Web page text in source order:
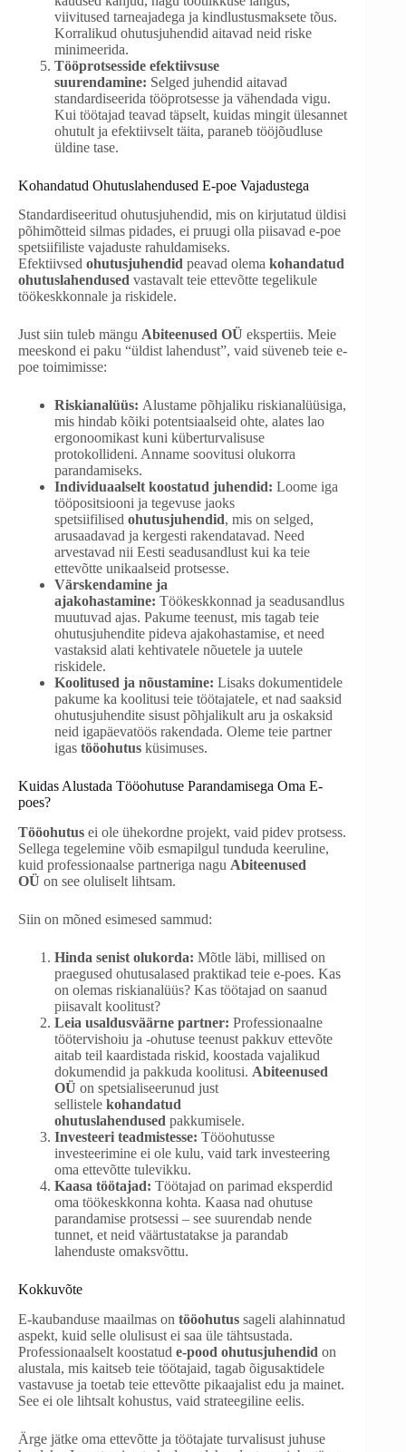
viivitused tarneajadega ja kindlustusmaksete tõus.
Korralikud ohutusjuhendid aitavad neid riske
minimeerida.
Tööprotsesside efektiivsuse
suurendamine: Selged juhendid aitavad
standardiseerida tööprotsesse ja vähendada vigu.
Kui töötajad teavad täpselt, kuidas mingit ülesannet
ohutult ja efektiivselt täita, paraneb tööjõudluse
üldine tase.
Kohandatud Ohutuslahendused E-poe Vajadustega
Standardiseeritud ohutusjuhendid, mis on kirjutatud üldisi
põhimõtteid silmas pidades, ei pruugi olla piisavad e-poe
spetsiifiliste vajaduste rahuldamiseks.
Efektiivsed ohutusjuhendid peavad olema kohandatud
ohutuslahendused vastavalt teie ettevõtte tegelikule
töökeskkonnale ja riskidele.
Just siin tuleb mängu Abiteenused OÜ ekspertiis. Meie
meeskond ei paku “üldist lahendust”, vaid süveneb teie e-
poe toimimisse:
Riskianalüüs: Alustame põhjaliku riskianalüüsiga,
mis hindab kõiki potentsiaalseid ohte, alates lao
ergonoomikast kuni küberturvalisuse
protokollideni. Anname soovitusi olukorra
parandamiseks.
Individuaalselt koostatud juhendid: Loome iga
tööpositsiooni ja tegevuse jaoks
spetsiifilised ohutusjuhendid, mis on selged,
arusaadavad ja kergesti rakendatavad. Need
arvestavad nii Eesti seadusandlust kui ka teie
ettevõtte unikaalseid protsesse.
Värskendamine ja
ajakohastamine: Töökeskkonnad ja seadusandlus
muutuvad ajas. Pakume teenust, mis tagab teie
ohutusjuhendite pideva ajakohastamise, et need
vastaksid alati kehtivatele nõuetele ja uutele
riskidele.
Koolitused ja nõustamine: Lisaks dokumentidele
pakume ka koolitusi teie töötajatele, et nad saaksid
ohutusjuhendite sisust põhjalikult aru ja oskaksid
neid igapäevatöös rakendada. Oleme teie partner
igas tööohutus küsimuses.
Kuidas Alustada Tööohutuse Parandamisega Oma E-
poes?
Tööohutus ei ole ühekordne projekt, vaid pidev protsess.
Sellega tegelemine võib esmapilgul tunduda keeruline,
kuid professionaalse partneriga nagu Abiteenused
OÜ on see oluliselt lihtsam.
Siin on mõned esimesed sammud:
Hinda senist olukorda: Mõtle läbi, millised on
praegused ohutusalased praktikad teie e-poes. Kas
on olemas riskianalüüs? Kas töötajad on saanud
piisavalt koolitust?
Leia usaldusväärne partner: Professionaalne
töötervishoiu ja -ohutuse teenust pakkuv ettevõte
aitab teil kaardistada riskid, koostada vajalikud
dokumendid ja pakkuda koolitusi. Abiteenused
OÜ on spetsialiseerunud just
sellistele kohandatud
ohutuslahendused pakkumisele.
Investeeri teadmistesse: Tööohutusse
investeerimine ei ole kulu, vaid tark investeering
oma ettevõtte tulevikku.
Kaasa töötajad: Töötajad on parimad eksperdid
oma töökeskkonna kohta. Kaasa nad ohutuse
parandamise protsessi – see suurendab nende
tunnet, et neid väärtustatakse ja parandab
lahenduste omaksvõttu.
Kokkuvõte
E-kaubanduse maailmas on tööohutus sageli alahinnatud
aspekt, kuid selle olulisust ei saa üle tähtsustada.
Professionaalselt koostatud e-pood ohutusjuhendid on
alustala, mis kaitseb teie töötajaid, tagab õigusaktidele
vastavuse ja toetab teie ettevõtte pikaajalist edu ja mainet.
See ei ole lihtsalt kohustus, vaid strateegiline eelis.
Ärge jätke oma ettevõtte ja töötajate turvalisust juhuse